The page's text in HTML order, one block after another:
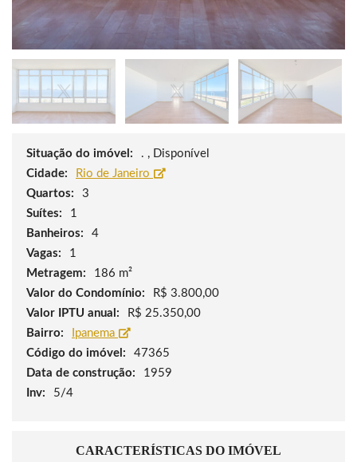
Situação do imóvel:
. , Disponível
Cidade:
Rio de Janeiro
Quartos:
3
Suítes:
1
Banheiros:
4
Vagas:
1
Metragem:
186 m²
Valor do Condomínio:
R$ 3.800,00
Valor IPTU anual:
R$ 25.350,00
Bairro:
Ipanema
Código do imóvel:
47365
Data de construção:
1959
Inv:
5/4
CARACTERÍSTICAS DO IMÓVEL